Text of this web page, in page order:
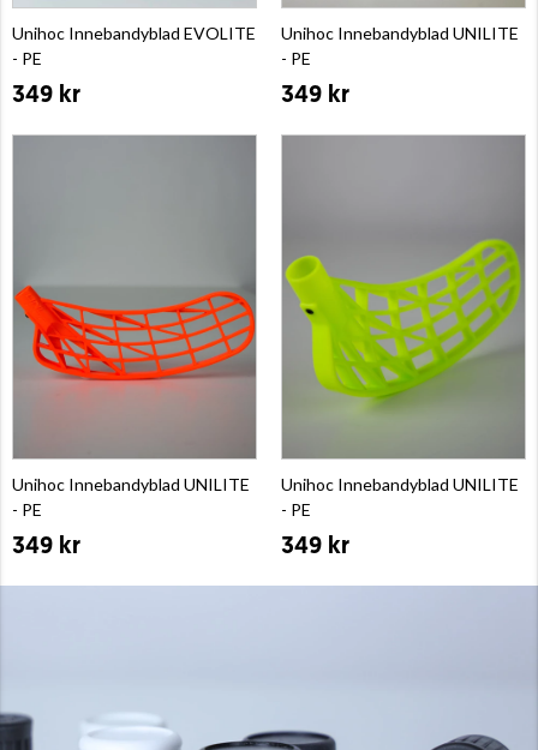
Unihoc Innebandyblad EVOLITE
- PE
349 kr
Unihoc Innebandyblad UNILITE
- PE
349 kr
Unihoc Innebandyblad UNILITE
- PE
349 kr
Unihoc Innebandyblad UNILITE
- PE
349 kr